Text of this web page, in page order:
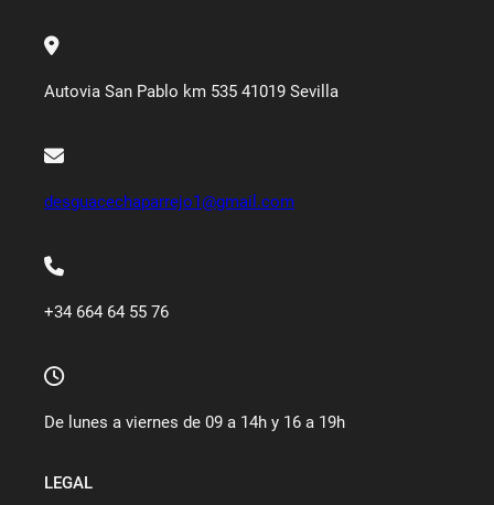
Autovia San Pablo km 535 41019 Sevilla
desguacechaparrejo1@gmail.com
+34 664 64 55 76
De lunes a viernes de 09 a 14h y 16 a 19h
LEGAL